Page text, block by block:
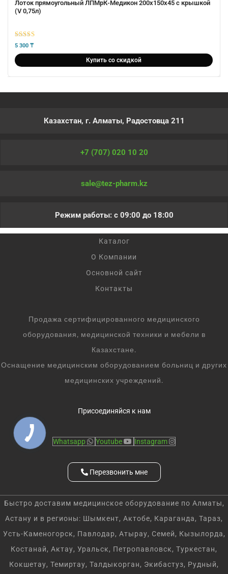
Лоток прямоугольный ЛПМрК-Медикон 200х150х45 с крышкой
(V 0,75л)
5 из 5
5 300 ₸
Купить со скидкой
Казахстан, г. Алматы, Радостовца 211
+7 (707) 020 10 20
sale@tez-pharm.kz
Режим работы: с 09:00 до 18:00
Каталог
О Компании
Основной сайт
Контакты
Продажа сертифицированного медицинского
оборудования, медицинской техники и мебели в
Казахстане.
Оснащение медицинским оборудованием больниц и других
медицинских учреждений.
Присоединяйся к нам
Whatsapp Youtube Instagram
Перезвонить мне
Быстро доставим медицинское оборудование по Алматы,
Астану и в регионы: Шымкент, Актобе, Караганда, Тараз,
Усть-Каменогорск, Павлодар, Атырау, Семей, Кызылорда,
Костанай, Актау, Уральск, Петропавловск, Туркестан,
Кокшетау, Темиртау, Талдыкорган, Экибастуз, Рудный,